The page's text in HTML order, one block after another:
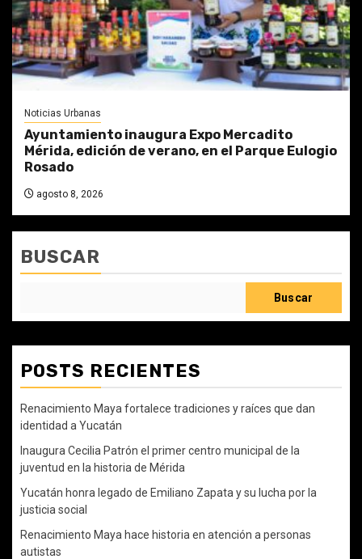
Noticias Urbanas
Ayuntamiento inaugura Expo Mercadito
Mérida, edición de verano, en el Parque Eulogio
Rosado
agosto 8, 2026
BUSCAR
Buscar
POSTS RECIENTES
Renacimiento Maya fortalece tradiciones y raíces que dan
identidad a Yucatán
Inaugura Cecilia Patrón el primer centro municipal de la
juventud en la historia de Mérida
Yucatán honra legado de Emiliano Zapata y su lucha por la
justicia social
Renacimiento Maya hace historia en atención a personas
autistas